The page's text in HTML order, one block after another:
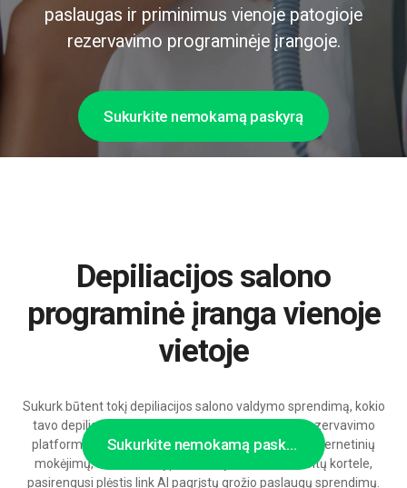
paslaugas ir priminimus vienoje patogioje
rezervavimo programinėje įrangoje.
Sukurkite nemokamą paskyrą
Sukurkite nemokamą paskyrą
Depiliacijos salono
programinė įranga vienoje
vietoje
Sukurk būtent tokį depiliacijos salono valdymo sprendimą, kokio
tavo depiliacijos studijai išties reikia – modulinė rezervavimo
platforma su plačiomis nustatymų galimybėmis, internetinių
mokėjimų, automatinių priminimų sistema ir klientų kortele,
pasirengusi plėstis link AI pagrįstų grožio paslaugų sprendimų.